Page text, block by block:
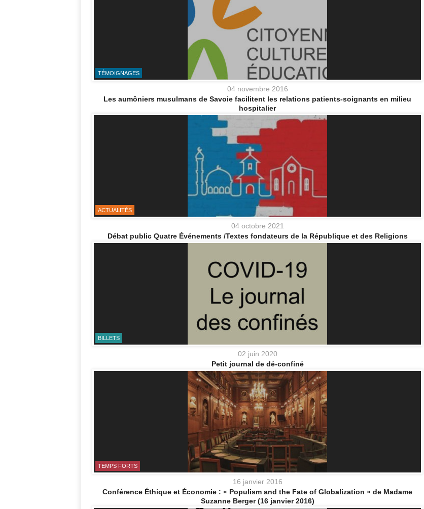
TÉMOIGNAGES
04 novembre 2016
Les aumôniers musulmans de Savoie facilitent les relations patients-soignants en milieu
hospitalier
ACTUALITÉS
04 octobre 2021
Débat public Quatre Événements /Textes fondateurs de la République et des Religions
BILLETS
02 juin 2020
Petit journal de dé-confiné
TEMPS FORTS
16 janvier 2016
Conférence Éthique et Économie : « Populism and the Fate of Globalization » de Madame
Suzanne Berger (16 janvier 2016)